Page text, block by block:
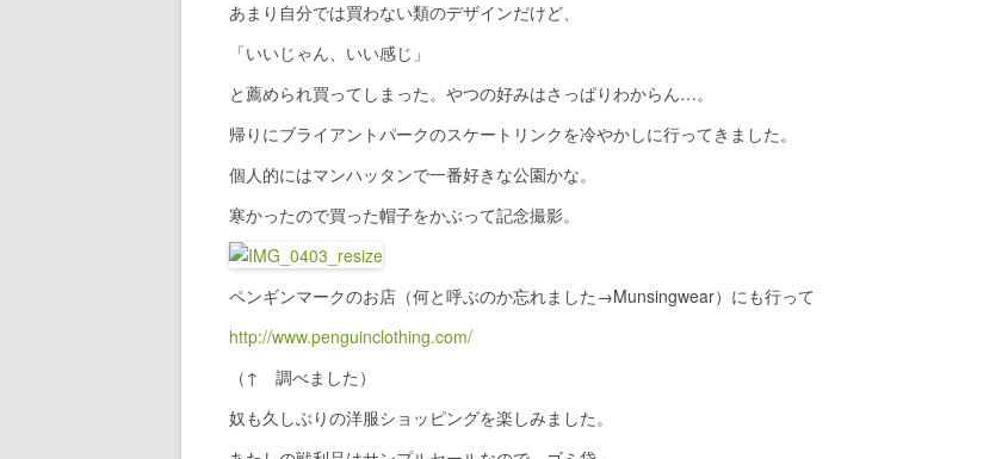
あまり自分では買わない類のデザインだけど、
「いいじゃん、いい感じ」
と薦められ買ってしまった。やつの好みはさっぱりわからん…。
帰りにブライアントパークのスケートリンクを冷やかしに行ってきました。
個人的にはマンハッタンで一番好きな公園かな。
寒かったので買った帽子をかぶって記念撮影。
ペンギンマークのお店（何と呼ぶのか忘れました→Munsingwear）にも行って
http://www.penguinclothing.com/
（↑ 調べました）
奴も久しぶりの洋服ショッピングを楽しみました。